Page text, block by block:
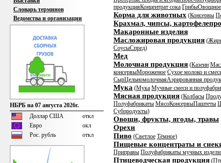
Словарь терминов
Ведомства и организации
НБРБ на 07 августа 2026г.
Доллар США
откл
Евро
окл
Рос. рубль
откл
продукцияКонцентрат сока Грибы
Корма для животных (Консервы
Крахмал, чипсы,
Макаронные изделия
Масложировая продукция (
СоусыСпред)
Мед
Молочная продукция (Казеин
консервыМороженое Сухое молоко и
СырЦельномолочнаяАэрированная
Мука (Мука Мучные смеси и
Мясная продукция (Колбасы
Полуфабрикаты МясоКонсервыПаштеты
Субпродукты)
Овощи, фрукты, ягоды, травы
Орехи
Пиво (Светлое Тёмное)
Пищевые концентраты и
Приправы Полуфабрикаты мучных
Птицеводческая продукция (